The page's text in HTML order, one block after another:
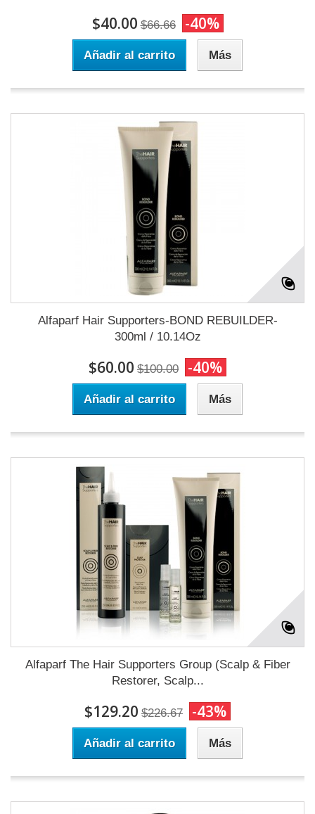
$40.00 $66.66 -40%
Añadir al carrito Más
Alfaparf Hair Supporters-BOND REBUILDER-
300ml / 10.14Oz
$60.00 $100.00 -40%
Añadir al carrito Más
Alfaparf The Hair Supporters Group (Scalp & Fiber
Restorer, Scalp...
$129.20 $226.67 -43%
Añadir al carrito Más